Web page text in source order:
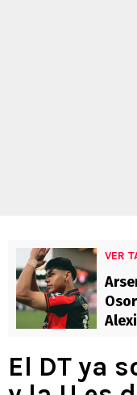
VER
El DT ya